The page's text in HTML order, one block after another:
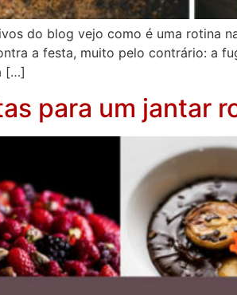
do blog vejo como é uma rotina
a festa, muito pelo contrário: a
[…]
para um jantar